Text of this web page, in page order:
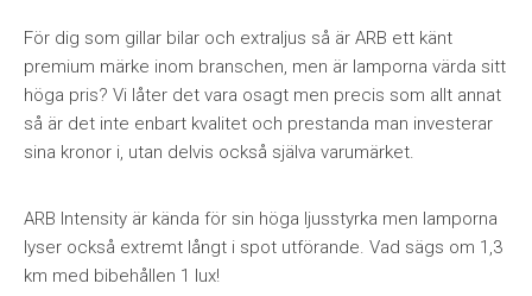
För dig som gillar bilar och extraljus så är ARB ett känt
premium märke inom branschen, men är lamporna värda sitt
höga pris? Vi låter det vara osagt men precis som allt annat
så är det inte enbart kvalitet och prestanda man investerar
sina kronor i, utan delvis också själva varumärket.
ARB Intensity är kända för sin höga ljusstyrka men lamporna
lyser också extremt långt i spot utförande. Vad sägs om 1,3
km med bibehållen 1 lux!